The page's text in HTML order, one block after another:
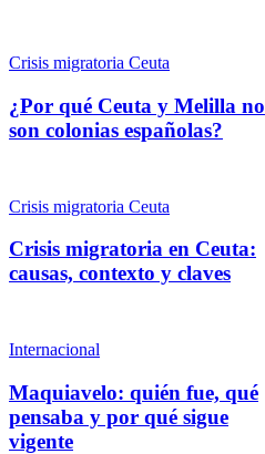
Crisis migratoria Ceuta
¿Por qué Ceuta y Melilla no
son colonias españolas?
Crisis migratoria Ceuta
Crisis migratoria en Ceuta:
causas, contexto y claves
Internacional
Maquiavelo: quién fue, qué
pensaba y por qué sigue
vigente